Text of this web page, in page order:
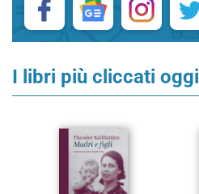
I libri più cliccati oggi